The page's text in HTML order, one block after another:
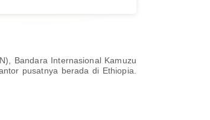
Bandara Internasional Kamuzu
pusatnya berada di Ethiopia.